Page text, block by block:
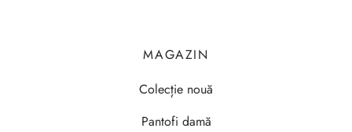
MAGAZIN
Colecție nouă
Pantofi damă